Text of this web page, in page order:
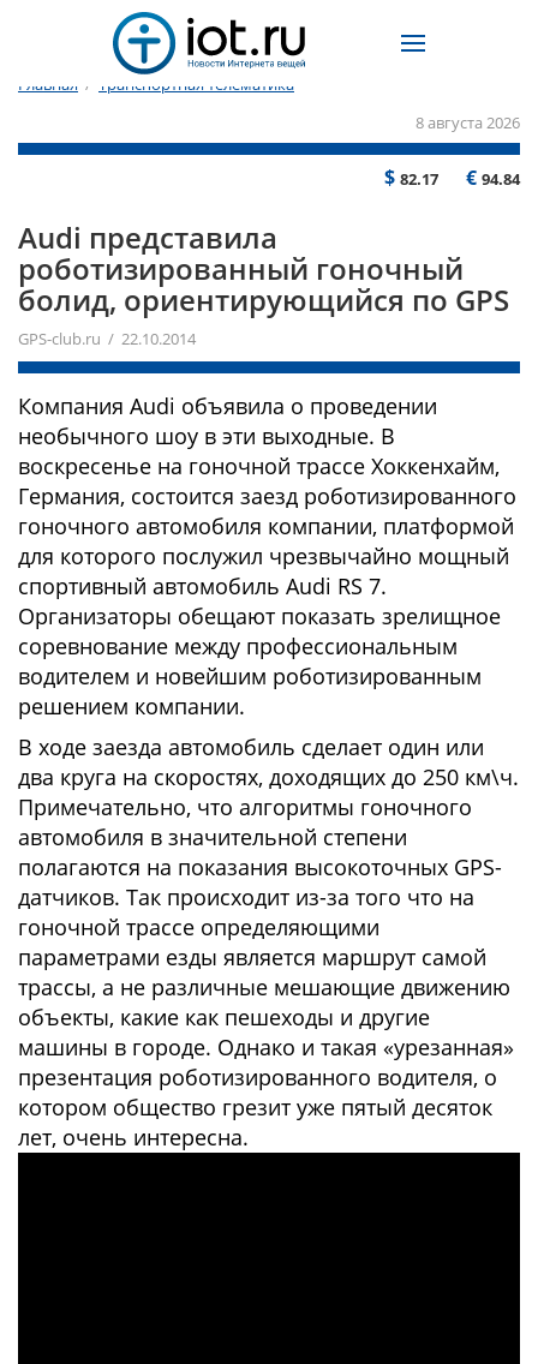
Главная /
Транспортная телематика
8 августа 2026
$ 82.17 € 94.84
Audi представила
роботизированный гоночный
болид, ориентирующийся по GPS
GPS-club.ru / 22.10.2014
Компания Audi объявила о проведении
необычного шоу в эти выходные. В
воскресенье на гоночной трассе Хоккенхайм,
Германия, состоится заезд роботизированного
гоночного автомобиля компании, платформой
для которого послужил чрезвычайно мощный
спортивный автомобиль Audi RS 7.
Организаторы обещают показать зрелищное
соревнование между профессиональным
водителем и новейшим роботизированным
решением компании.
В ходе заезда автомобиль сделает один или
два круга на скоростях, доходящих до 250 км\ч.
Примечательно, что алгоритмы гоночного
автомобиля в значительной степени
полагаются на показания высокоточных GPS-
датчиков. Так происходит из-за того что на
гоночной трассе определяющими
параметрами езды является маршрут самой
трассы, а не различные мешающие движению
объекты, какие как пешеходы и другие
машины в городе. Однако и такая «урезанная»
презентация роботизированного водителя, о
котором общество грезит уже пятый десяток
лет, очень интересна.